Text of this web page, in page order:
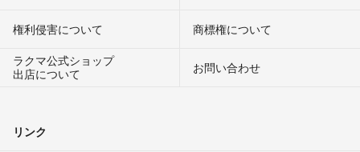
権利侵害について
商標権について
ラクマ公式ショップ
出店について
お問い合わせ
リンク